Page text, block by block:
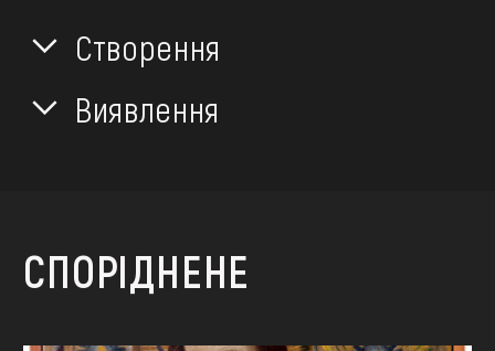
Створення
Виявлення
СПОРІДНЕНЕ